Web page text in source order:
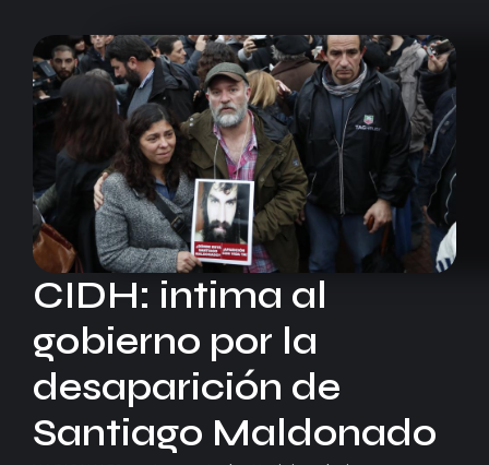
CIDH: intima al
gobierno por la
desaparición de
Santiago Maldonado